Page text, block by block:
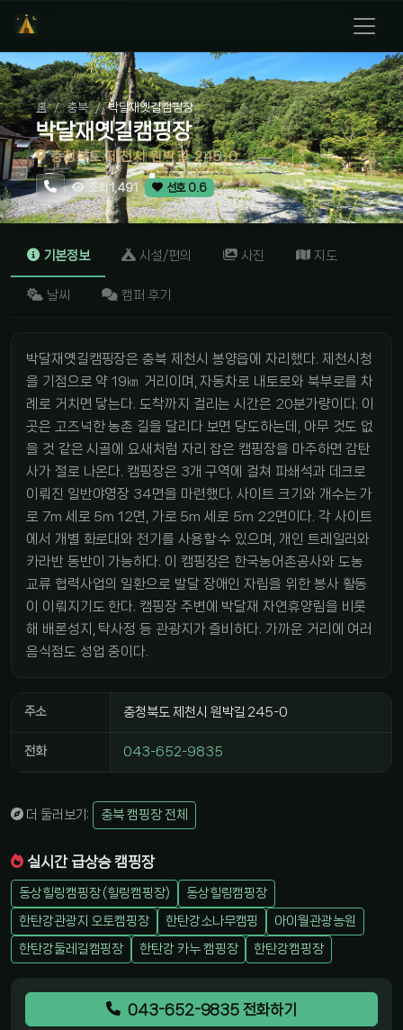
홈 충북 박달재옛길캠핑장
박달재옛길캠핑장
충청북도 제천시 원박길 245-0
조회 1,491 선호 0.6
기본정보 시설/편의 사진 지도
날씨 캠퍼 후기
박달재옛길캠핑장은 충북 제천시 봉양읍에 자리했다. 제천시청
을 기점으로 약 19㎞ 거리이며, 자동차로 내토로와 북부로를 차
례로 거치면 닿는다. 도착까지 걸리는 시간은 20분가량이다. 이
곳은 고즈넉한 농촌 길을 달리다 보면 당도하는데, 아무 것도 없
을 것 같은 시골에 요새처럼 자리 잡은 캠핑장을 마주하면 감탄
사가 절로 나온다. 캠핑장은 3개 구역에 걸쳐 파쇄석과 데크로
이뤄진 일반야영장 34면을 마련했다. 사이트 크기와 개수는 가
로 7m 세로 5m 12면, 가로 5m 세로 5m 22면이다. 각 사이트
에서 개별 화로대와 전기를 사용할 수 있으며, 개인 트레일러와
카라반 동반이 가능하다. 이 캠핑장은 한국농어촌공사와 도농
교류 협력사업의 일환으로 발달 장애인 자립을 위한 봉사 활동
이 이뤄지기도 한다. 캠핑장 주변에 박달재 자연휴양림을 비롯
해 배론성지, 탁사정 등 관광지가 즐비하다. 가까운 거리에 여러
음식점도 성업 중이다.
주소 충청북도 제천시 원박길 245-0
전화 043-652-9835
더 둘러보기: 충북 캠핑장 전체
실시간 급상승 캠핑장
동상힐링캠핑장 (힐링캠핑장)
동상힐링캠핑장
한탄강관광지 오토캠핑장
한탄강소나무캠핑
아이월관광농원
한탄강둘레길캠핑장
한탄강 카누 캠핑장 한탄강캠핑장
043-652-9835 전화하기